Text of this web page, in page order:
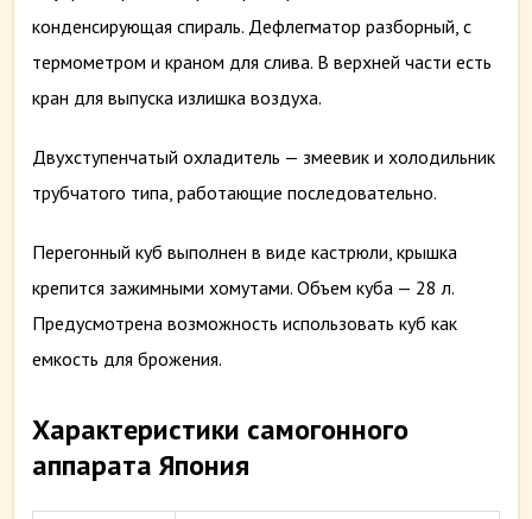
конденсирующая спираль. Дефлегматор разборный, с
термометром и краном для слива. В верхней части есть
кран для выпуска излишка воздуха.
Двухступенчатый охладитель — змеевик и холодильник
трубчатого типа, работающие последовательно.
Перегонный куб выполнен в виде кастрюли, крышка
крепится зажимными хомутами. Объем куба — 28 л.
Предусмотрена возможность использовать куб как
емкость для брожения.
Характеристики самогонного
аппарата Япония